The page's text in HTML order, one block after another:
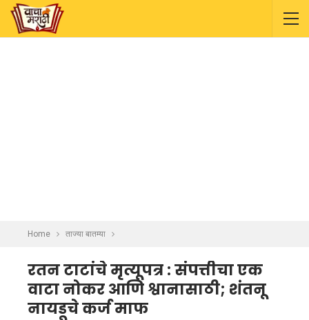
Home ताज्या बातम्या
रतन टाटांचे मृत्यूपत्र : संपत्तीचा एक
वाटा नोकर आणि श्वानासाठी; शंतनू
नायडूचे कर्ज माफ